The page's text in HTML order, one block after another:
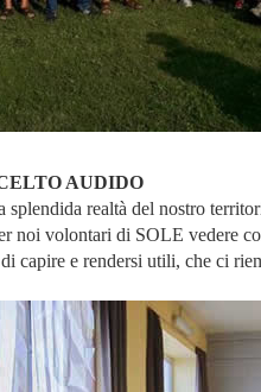
AUDIDO
realtà del nostro
noi volontari di SOLE vedere
capire e rendersi utili, che ci